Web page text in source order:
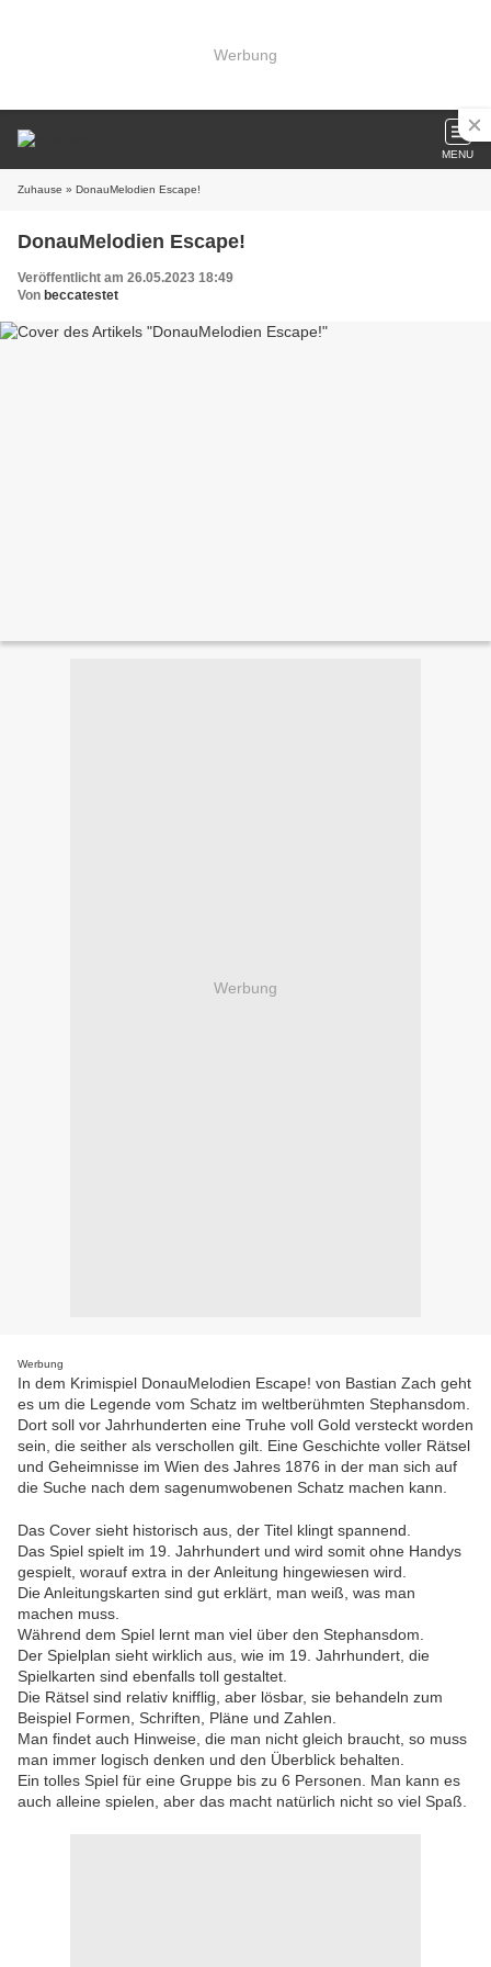
Werbung
MENU
Zuhause » DonauMelodien Escape!
DonauMelodien Escape!
Veröffentlicht am 26.05.2023 18:49
Von beccatestet
Werbung
Werbung
In dem Krimispiel DonauMelodien Escape! von Bastian Zach geht
es um die Legende vom Schatz im weltberühmten Stephansdom.
Dort soll vor Jahrhunderten eine Truhe voll Gold versteckt worden
sein, die seither als verschollen gilt. Eine Geschichte voller Rätsel
und Geheimnisse im Wien des Jahres 1876 in der man sich auf
die Suche nach dem sagenumwobenen Schatz machen kann.
Das Cover sieht historisch aus, der Titel klingt spannend.
Das Spiel spielt im 19. Jahrhundert und wird somit ohne Handys
gespielt, worauf extra in der Anleitung hingewiesen wird.
Die Anleitungskarten sind gut erklärt, man weiß, was man
machen muss.
Während dem Spiel lernt man viel über den Stephansdom.
Der Spielplan sieht wirklich aus, wie im 19. Jahrhundert, die
Spielkarten sind ebenfalls toll gestaltet.
Die Rätsel sind relativ knifflig, aber lösbar, sie behandeln zum
Beispiel Formen, Schriften, Pläne und Zahlen.
Man findet auch Hinweise, die man nicht gleich braucht, so muss
man immer logisch denken und den Überblick behalten.
Ein tolles Spiel für eine Gruppe bis zu 6 Personen. Man kann es
auch alleine spielen, aber das macht natürlich nicht so viel Spaß.